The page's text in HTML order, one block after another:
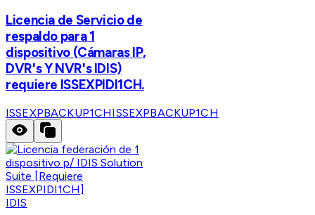
Licencia de Servicio de
respaldo para 1
dispositivo (Cámaras IP,
DVR's Y NVR's IDIS)
requiere ISSEXPIDI1CH.
ISSEXPBACKUP1CHISSEXPBACKUP1CH
IDIS